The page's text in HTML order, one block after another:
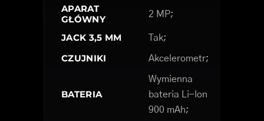
APARAT
GŁÓWNY
2 MP;
JACK 3,5 MM Tak;
CZUJNIKI Akcelerometr;
BATERIA
Wymienna
bateria Li-Ion
900 mAh;